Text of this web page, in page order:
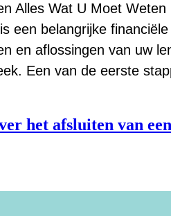
Alles Wat U Moet
een belangrijke
en aflossingen van uw
Een van de eerste
het afsluiten van